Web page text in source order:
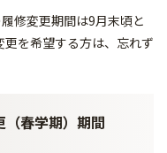
修変更期間は9月末頃と
を希望する方は、忘れず
春学期）期間